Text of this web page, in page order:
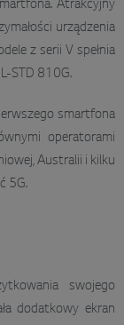
Atrakcyjny
urządzenia
z serii V spełnia
STD 810G.
smartfona
operatorami
Australii i kilku
5G.
swojego
dodatkowy ekran